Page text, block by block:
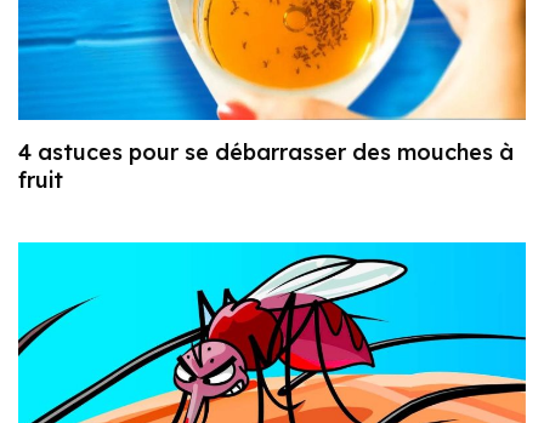
4 astuces pour se débarrasser des mouches à
fruit